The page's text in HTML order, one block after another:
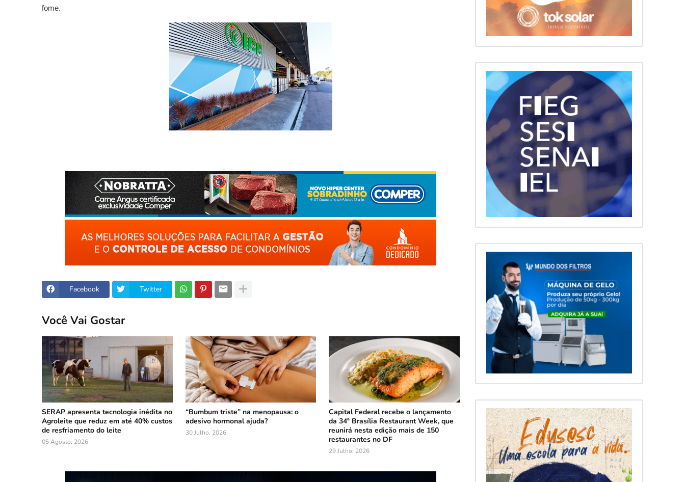
fome.
Facebook Twitter
Você Vai Gostar
SERAP apresenta tecnologia inédita no
Agroleite que reduz em até 40% custos
de resfriamento do leite
05 Agosto, 2026
“Bumbum triste” na menopausa: o
adesivo hormonal ajuda?
30 Julho, 2026
Capital Federal recebe o lançamento
da 34ª Brasília Restaurant Week, que
reunirá nesta edição mais de 150
restaurantes no DF
29 Julho, 2026